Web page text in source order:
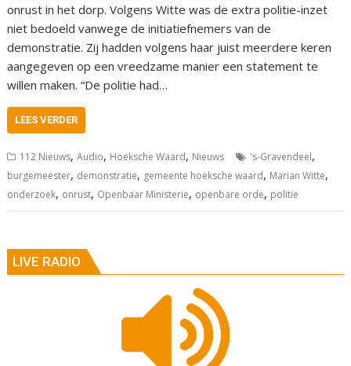
onrust in het dorp. Volgens Witte was de extra politie-inzet
niet bedoeld vanwege de initiatiefnemers van de
demonstratie. Zij hadden volgens haar juist meerdere keren
aangegeven op een vreedzame manier een statement te
willen maken. “De politie had…
LEES VERDER
112 Nieuws,Audio, Hoeksche Waard, Nieuws 's-Gravendeel,
burgemeester, demonstratie, gemeente hoeksche waard, Marian Witte,
onderzoek, onrust, Openbaar Ministerie, openbare orde, politie
LIVE RADIO